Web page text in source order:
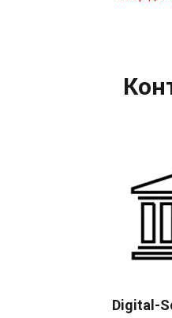
Digital-